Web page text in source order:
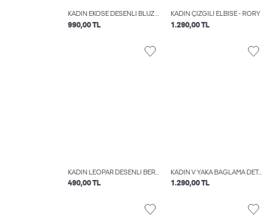
KADIN EKOSE DESENLI BLUZ - MINNA
990,00 TL
KADIN ÇIZGILI ELBISE - RORY
1.290,00 TL
KADIN LEOPAR DESENLI BERE - MOLLY
490,00 TL
KADIN V YAKA BAĞLAMA DETAYLI ÜST - ALIA
1.290,00 TL